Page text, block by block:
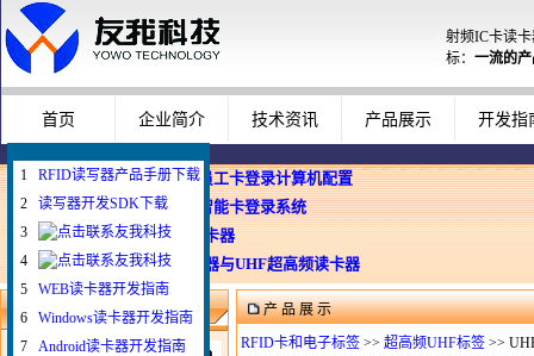
射频IC卡读
标： 一流的
首页 企业简介 技术资讯 产品展示 开发指
企业使用员工卡登录计算机配置
Windows智能卡登录系统
WEB与发卡器
WEB浏览器与UHF超高频读卡器
微信扫一扫联系我
产 品 展 示
RFID卡和电子标签 >> 超高频UHF标签 >>
1
RFID读写器产品手册下载
2
读写器开发SDK下载
3
4
5
WEB读卡器开发指南
6
Windows读卡器开发指南
7
Android读卡器开发指南